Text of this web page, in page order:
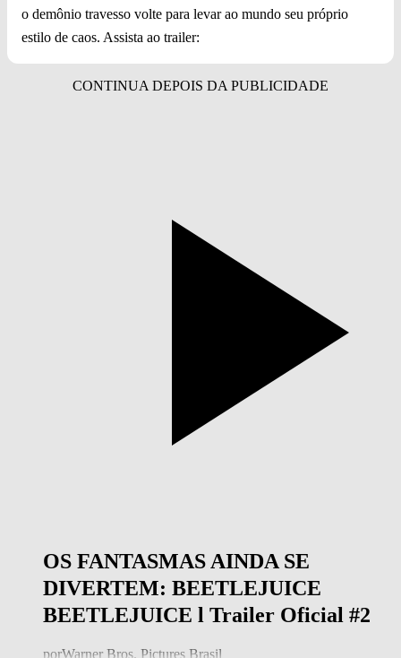
o demônio travesso volte para levar ao mundo seu próprio
estilo de caos. Assista ao trailer:
OS FANTASMAS AINDA SE
DIVERTEM: BEETLEJUICE
BEETLEJUICE l Trailer Oficial #2
porWarner Bros. Pictures Brasil